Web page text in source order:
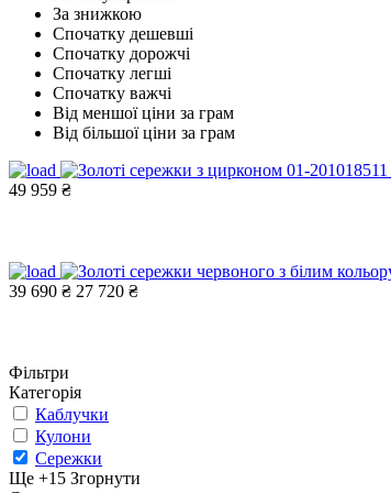
За знижкою
Спочатку дешевші
Спочатку дорожчі
Спочатку легші
Спочатку важчі
Від меншої ціни за грам
Від більшої ціни за грам
49 959 ₴
39 690 ₴ 27 720 ₴
Фільтри
Категорія
Каблучки
Кулони
Сережки
Ще +15 Згорнути